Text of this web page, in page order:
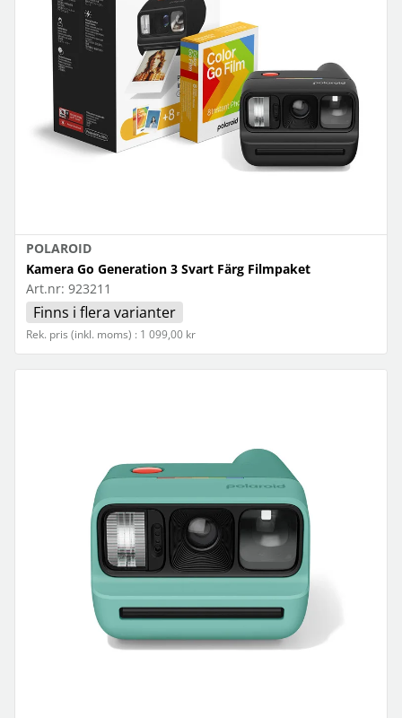
POLAROID
Kamera Go Generation 3 Svart Färg Filmpaket
Art.nr: 923211
Finns i flera varianter
Rek. pris (inkl. moms) : 1 099,00 kr